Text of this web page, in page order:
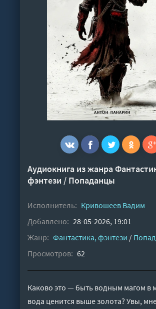
Аудиокнига из жанра
фэнтези / Попаданцы
Исполнитель: Кривошеев Вадим
Добавлено: 28-05-2026, 19:01
Жанр: Фантастика, фэнтези /
Просмотров: 62
Каково это — быть водным магом в
вода ценится выше золота? Увы,